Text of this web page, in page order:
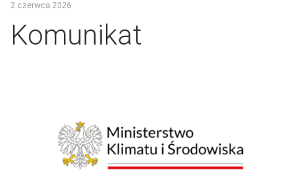
2 czerwca 2026
Komunikat